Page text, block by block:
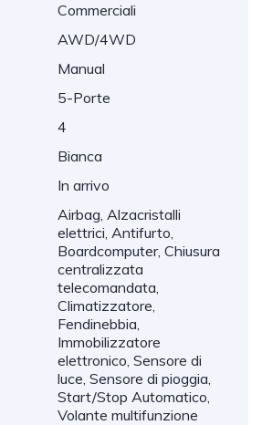
Commerciali
AWD/4WD
Manual
5-Porte
4
Bianca
In arrivo
Airbag, Alzacristalli
elettrici, Antifurto,
Boardcomputer, Chiusura
centralizzata
telecomandata,
Climatizzatore,
Fendinebbia,
Immobilizzatore
elettronico, Sensore di
luce, Sensore di pioggia,
Start/Stop Automatico,
Volante multifunzione